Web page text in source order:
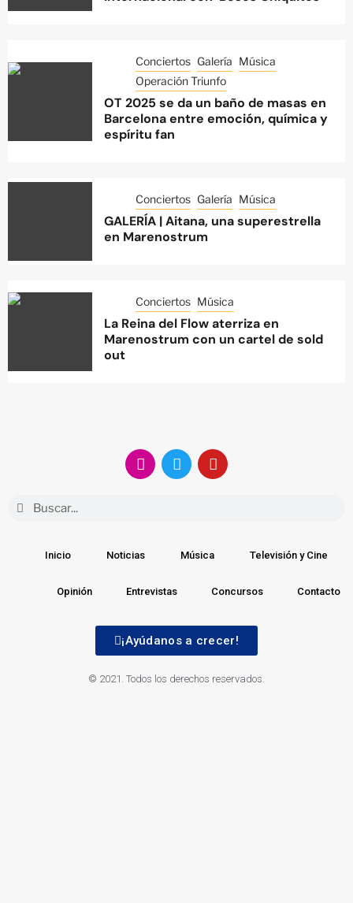
Conciertos Galería Música
Operación Triunfo
OT 2025 se da un baño de masas en
Barcelona entre emoción, química y
espíritu fan
Conciertos Galería Música
GALERÍA | Aitana, una superestrella
en Marenostrum
Conciertos Música
La Reina del Flow aterriza en
Marenostrum con un cartel de sold
out
Inicio Noticias Música Televisión y Cine
Opinión Entrevistas Concursos Contacto
¡Ayúdanos a crecer!
© 2021. Todos los derechos reservados.